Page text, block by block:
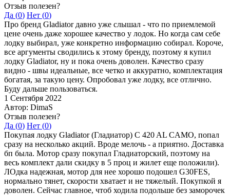
Отзыв полезен?
Да (0) Нет (0)
Про бренд Gladiator давно уже слышал - что по приемлемой
цене очень даже хорошее качество у лодок. Но когда сам себе
лодку выбирал, уже конкретно информацию собирал. Короче,
все аргументы сводились к этому бренду, поэтому я купил
лодку Gladiator, ну и пока очень доволен. Качество сразу
видно - швы идеальные, все четко и аккуратно, комплектация
богатая, за такую цену. Опробовал уже лодку, все отлично.
Буду дальше пользоваться.
1 Сентября 2022
Автор: DimaS
Отзыв полезен?
Да (0) Нет (0)
Покупая лодку Gladiator (Гладиатор) C 420 AL CAMO, попал
сразу на несколько акций. Вроде мелочь - а приятно. Доставка
бп была. Мотор сразу покупал Гладиаторский, поэтому на
весь комплект дали скидку в 5 проц и жилет еще положили).
ЛОдка надежная, мотор для нее хорошо подошел G30FES,
нормально тянет, скорости хватает и не тяжелый. Покупкой я
доволен. Сейчас главное, чтоб ходила подольше без заморочек